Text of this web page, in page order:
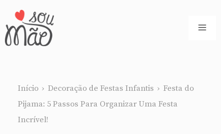
Pular
para
Início › Decoração de Festas Infantis › Festa do
Pijama: 5 Passos Para Organizar Uma Festa
Incrível!